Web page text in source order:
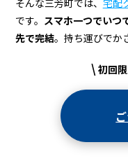
配
ク
そんな三芳町では、 宅配
です。 スマホ一つでいつ
先で完結。持ち運びでか
\ 初回限